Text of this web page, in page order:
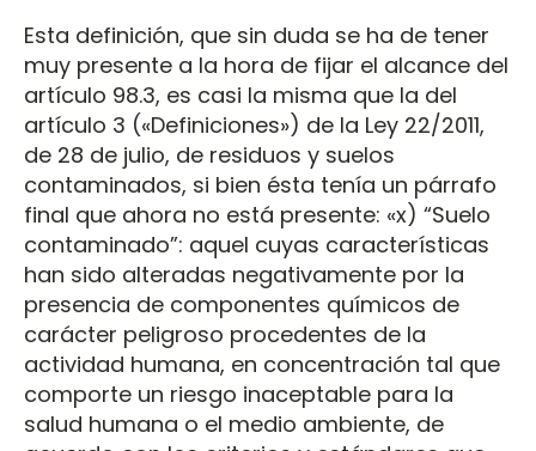
Esta definición, que sin duda se ha de tener
muy presente a la hora de fijar el alcance del
artículo 98.3, es casi la misma que la del
artículo 3 («Definiciones») de la Ley 22/2011,
de 28 de julio, de residuos y suelos
contaminados, si bien ésta tenía un párrafo
final que ahora no está presente: «x) “Suelo
contaminado”: aquel cuyas características
han sido alteradas negativamente por la
presencia de componentes químicos de
carácter peligroso procedentes de la
actividad humana, en concentración tal que
comporte un riesgo inaceptable para la
salud humana o el medio ambiente, de